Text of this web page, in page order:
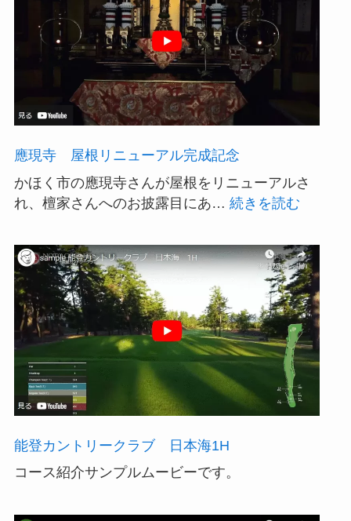
應現寺 屋根リニューアル完成記念
かほく市の應現寺さんが屋根をリニューアルさ
れ、檀家さんへのお披露目にあ… 続きを読む:
現
寺
屋
根
リ
ニ
ュ
ー
ア
能登カントリークラブ 日本海1H
コース紹介サンプルムービーです。